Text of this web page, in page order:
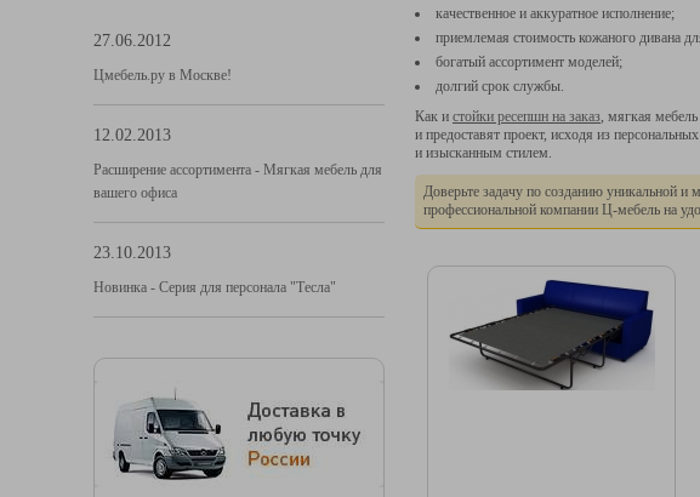
27.06.2012
Цмебель.ру в Москве!
12.02.2013
Расширение ассортимента - Мягкая мебель для
вашего офиса
23.10.2013
Новинка - Серия для персонала "Тесла"
качественное и аккуратное исполнение;
приемлемая стоимость кожаного дивана
богатый ассортимент моделей;
долгий срок службы.
Как и стойки ресепшн на заказ, мягкая
и предоставят проект, исходя из
и изысканным стилем.
Доверьте задачу по созданию уникальной и
профессиональной компании Ц-мебель на